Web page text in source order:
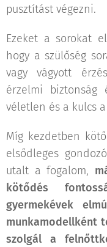
pusztítást végezni.
Ezeket a sorokat
hogy a szülőség
vagy vágyott
érzelmi biztonság
véletlen és a kulcs
Míg kezdetben
elsődleges
utalt a fogalom,
kötődés
gyermekévek
munkamodellként
szolgál a